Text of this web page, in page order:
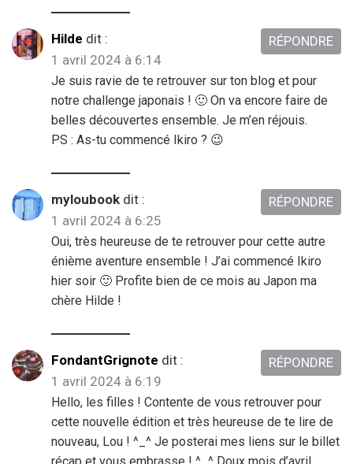
Hilde dit :
1 avril 2024 à 6:14
Je suis ravie de te retrouver sur ton blog et pour
notre challenge japonais ! 🙂 On va encore faire de
belles découvertes ensemble. Je m’en réjouis.
PS : As-tu commencé Ikiro ? 😉
RÉPONDRE
myloubook dit :
1 avril 2024 à 6:25
Oui, très heureuse de te retrouver pour cette autre
énième aventure ensemble ! J’ai commencé Ikiro
hier soir 🙂 Profite bien de ce mois au Japon ma
chère Hilde !
RÉPONDRE
FondantGrignote dit :
1 avril 2024 à 6:19
Hello, les filles ! Contente de vous retrouver pour
cette nouvelle édition et très heureuse de te lire de
nouveau, Lou ! ^_^ Je posterai mes liens sur le billet
RÉPONDRE